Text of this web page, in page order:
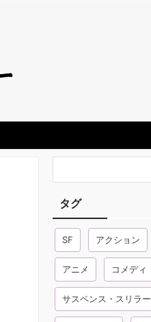
タグ
SF アクション
アニメ コメディ
サスペンス・スリラー